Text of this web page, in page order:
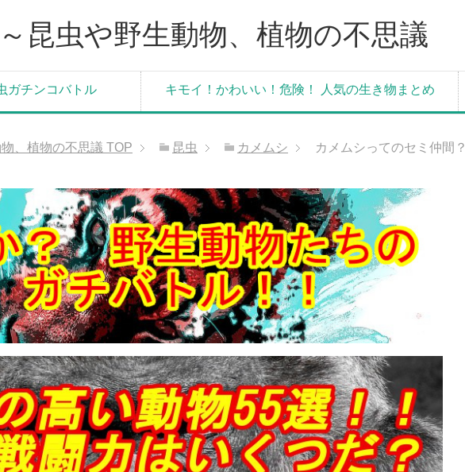
昆虫や野生動物、植物の不思議
ガチンコバトル キモイ！かわいい！危険！ 人気の生き物まとめ
、植物の不思議 TOP 昆虫 カメムシ カメムシってのセミ仲間？